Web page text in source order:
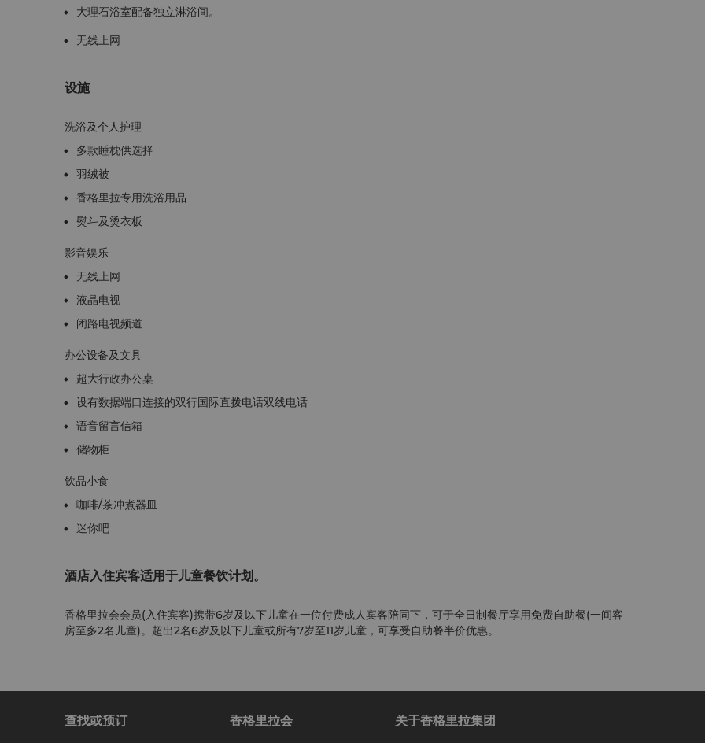
大理石浴室配备独立淋浴间。
无线上网
设施
洗浴及个人护理
多款睡枕供选择
羽绒被
香格里拉专用洗浴用品
熨斗及烫衣板
影音娱乐
无线上网
液晶电视
闭路电视频道
办公设备及文具
超大行政办公桌
设有数据端口连接的双行国际直拨电话双线电话
语音留言信箱
储物柜
饮品小食
咖啡/茶冲煮器皿
迷你吧
酒店入住宾客适用于儿童餐饮计划。
香格里拉会会员(入住宾客)携带6岁及以下儿童在一位付费成人宾客陪同下，可于全日制餐厅享用免费自助餐(一间客
房至多2名儿童)。超出2名6岁及以下儿童或所有7岁至11岁儿童，可享受自助餐半价优惠。
查找或预订 香格里拉会 关于香格里拉集团